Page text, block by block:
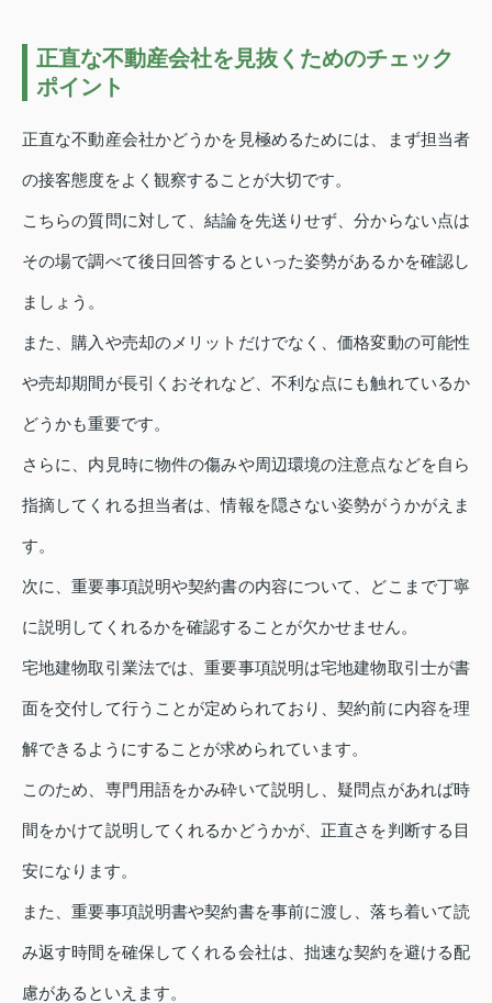
正直な不動産会社を見抜くためのチェック
ポイント
正直な不動産会社かどうかを見極めるためには、まず担当者
の接客態度をよく観察することが大切です。
こちらの質問に対して、結論を先送りせず、分からない点は
その場で調べて後日回答するといった姿勢があるかを確認し
ましょう。
また、購入や売却のメリットだけでなく、価格変動の可能性
や売却期間が長引くおそれなど、不利な点にも触れているか
どうかも重要です。
さらに、内見時に物件の傷みや周辺環境の注意点などを自ら
指摘してくれる担当者は、情報を隠さない姿勢がうかがえま
す。
次に、重要事項説明や契約書の内容について、どこまで丁寧
に説明してくれるかを確認することが欠かせません。
宅地建物取引業法では、重要事項説明は宅地建物取引士が書
面を交付して行うことが定められており、契約前に内容を理
解できるようにすることが求められています。
このため、専門用語をかみ砕いて説明し、疑問点があれば時
間をかけて説明してくれるかどうかが、正直さを判断する目
安になります。
また、重要事項説明書や契約書を事前に渡し、落ち着いて読
み返す時間を確保してくれる会社は、拙速な契約を避ける配
慮があるといえます。